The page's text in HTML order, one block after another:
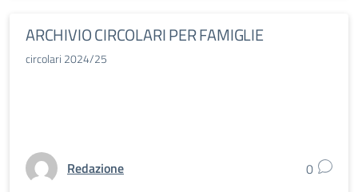
ARCHIVIO CIRCOLARI PER FAMIGLIE
circolari 2024/25
Redazione 0